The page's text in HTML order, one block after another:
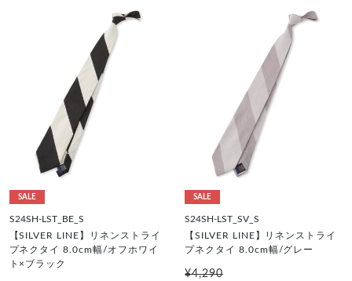
SALE
S24SH-LST_BE_S
【SILVER LINE】リネンストライ
プネクタイ 8.0cm幅/オフホワイ
ト×ブラック
SALE
S24SH-LST_SV_S
【SILVER LINE】リネンストライ
プネクタイ 8.0cm幅/グレー
¥4,290